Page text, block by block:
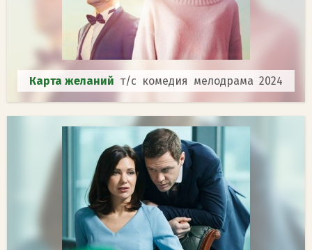
Карта желаний т/с комедия мелодрама 2024